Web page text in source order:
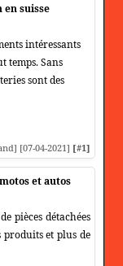
en suisse
intéressants
temps. Sans
sont des
[07-04-2021] [#1]
et autos
pièces détachées
produits et plus de